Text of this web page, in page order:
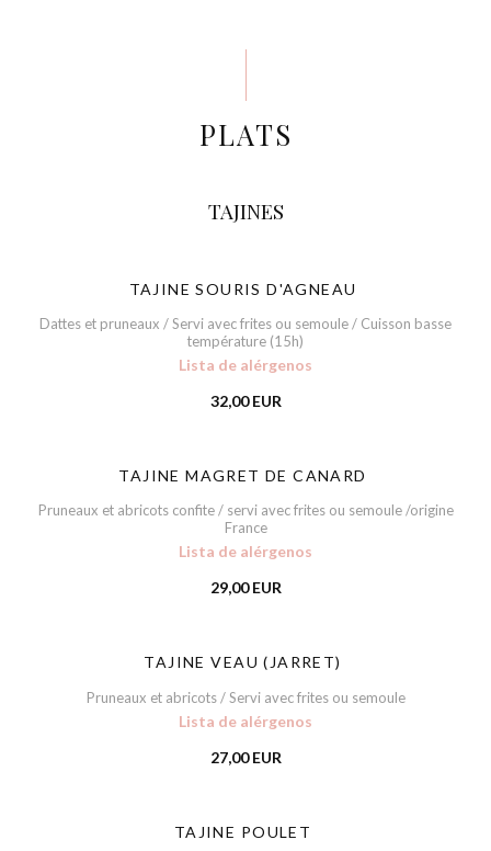
PLATS
TAJINES
TAJINE SOURIS D'AGNEAU
Dattes et pruneaux / Servi avec frites ou semoule / Cuisson basse
température (15h)
Lista de alérgenos
32,00 EUR
TAJINE MAGRET DE CANARD
Pruneaux et abricots confite / servi avec frites ou semoule /origine
France
Lista de alérgenos
29,00 EUR
TAJINE VEAU (JARRET)
Pruneaux et abricots / Servi avec frites ou semoule
Lista de alérgenos
27,00 EUR
TAJINE POULET